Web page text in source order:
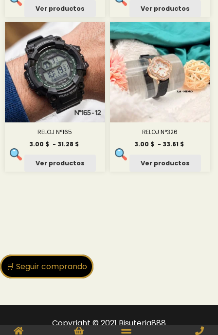
desde
2.50 $
hasta
27.55 $
Ver productos
desde
3.00 $
hasta
33.61 $
Ver productos
RELOJ N°165
3.00 $ - 31.28 $
desde
Ver productos
RELOJ N°326
3.00 $ - 33.61 $
desde
Ver productos
🛒 Seguir comprando
Copyright © 2021 Bisuteria888